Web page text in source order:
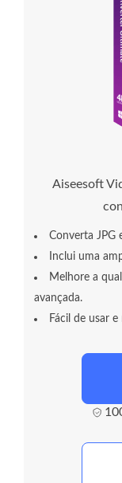
Aiseesoft
Converta JPG
Inclui uma
Melhore a
avançada.
Fácil de usar